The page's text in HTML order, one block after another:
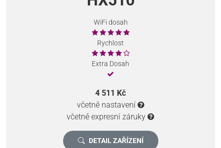
WiFi dosah
Rychlost
Extra Dosah
4 511 Kč
včetně nastavení
včetně expresní záruky
DETAIL ZAŘÍZENÍ